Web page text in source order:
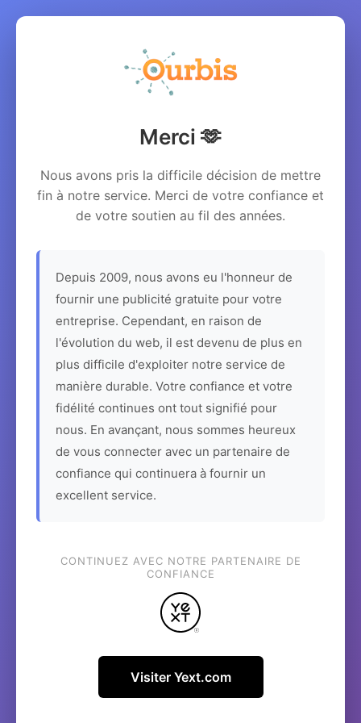
Merci 🫶
Nous avons pris la difficile décision de mettre
fin à notre service. Merci de votre confiance et
de votre soutien au fil des années.
Depuis 2009, nous avons eu l'honneur de
fournir une publicité gratuite pour votre
entreprise. Cependant, en raison de
l'évolution du web, il est devenu de plus en
plus difficile d'exploiter notre service de
manière durable. Votre confiance et votre
fidélité continues ont tout signifié pour
nous. En avançant, nous sommes heureux
de vous connecter avec un partenaire de
confiance qui continuera à fournir un
excellent service.
CONTINUEZ AVEC NOTRE PARTENAIRE DE
CONFIANCE
Visiter Yext.com